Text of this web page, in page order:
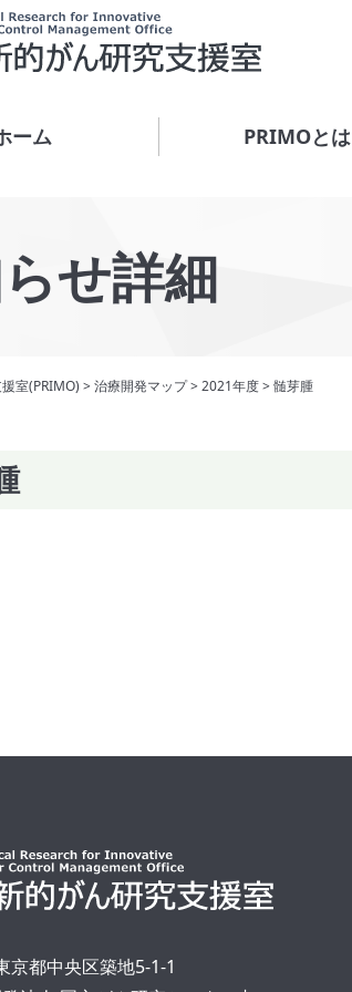
ーム PRIMOとは
せ詳細
室(PRIMO) >治療開発マップ>2021年度>髄芽腫
京都中央区築地5-1-1